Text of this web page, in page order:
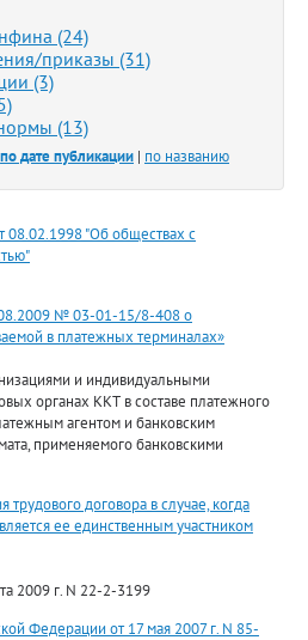
(24)
приказы (31)
(3)
(13)
по дате публикации | по названию
"Об обществах с
№ 03-01-15/8-408 о
в платежных терминалах»
и индивидуальными
органах ККТ в составе платежного
агентом и банковским
применяемого банковскими
договора в случае, когда
ее единственным участником
2009 г. N 22-2-3199
Федерации от 17 мая 2007 г. N 85-